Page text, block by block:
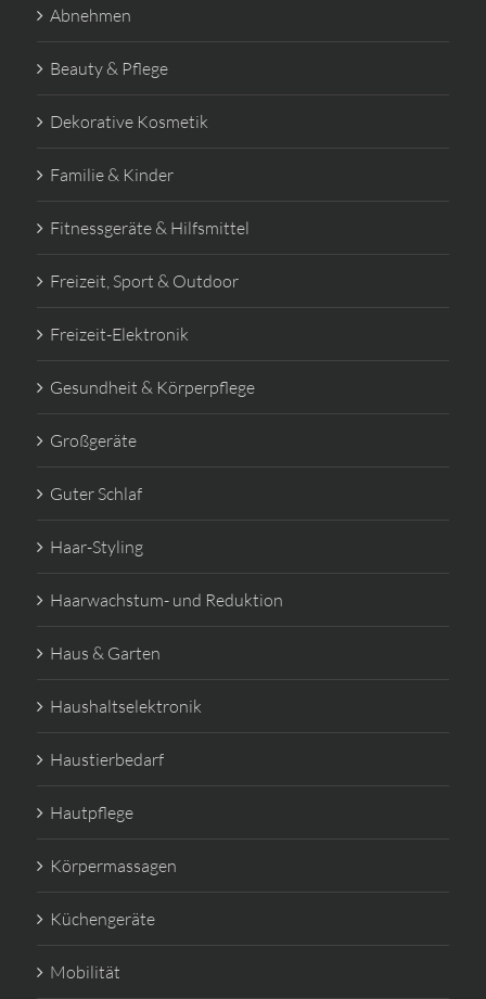
Abnehmen
Beauty & Pflege
Dekorative Kosmetik
Familie & Kinder
Fitnessgeräte & Hilfsmittel
Freizeit, Sport & Outdoor
Freizeit-Elektronik
Gesundheit & Körperpflege
Großgeräte
Guter Schlaf
Haar-Styling
Haarwachstum- und Reduktion
Haus & Garten
Haushaltselektronik
Haustierbedarf
Hautpflege
Körpermassagen
Küchengeräte
Mobilität